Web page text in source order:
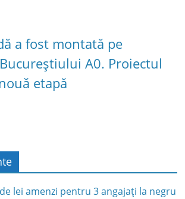
a fost montată pe
A0. Proiectul
etapă
lei amenzi pentru 3 angajați la negru